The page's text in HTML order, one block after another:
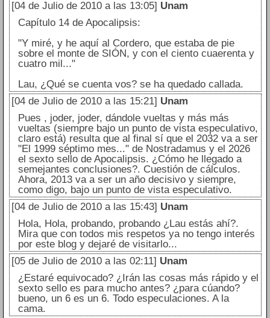
[04 de Julio de 2010 a las 13:05] Unam
Capítulo 14 de Apocalipsis:
"Y miré, y he aquí al Cordero, que estaba de pie
sobre el monte de SIÓN, y con el ciento cuaerenta y
cuatro mil..."
Lau, ¿Qué se cuenta vos? se ha quedado callada.
[04 de Julio de 2010 a las 15:21] Unam
Pues , joder, joder, dándole vueltas y más más
vueltas (siempre bajo un punto de vista especulativo,
claro está) resulta que al final sí que el 2032 va a ser
"El 1999 séptimo mes..." de Nostradamus y el 2026
el sexto sello de Apocalipsis. ¿Cómo he llegado a
semejantes conclusiones?. Cuestión de cálculos.
Ahora, 2013 va a ser un año decisivo y siempre,
como digo, bajo un punto de vista especulativo.
[04 de Julio de 2010 a las 15:43] Unam
Hola, Hola, probando, probando ¿Lau estás ahí?.
Mira que con todos mis respetos ya no tengo interés
por este blog y dejaré de visitarlo...
[05 de Julio de 2010 a las 02:11] Unam
¿Estaré equivocado? ¿Irán las cosas más rápido y el
sexto sello es para mucho antes? ¿para cúando?
bueno, un 6 es un 6. Todo especulaciones. A la
cama.